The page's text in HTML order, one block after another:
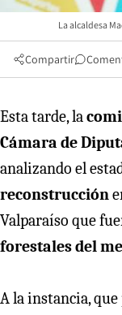
La alcaldesa
Compartir
Esta tarde, la
Cámara de
analizando el
reconstrucción
Valparaíso que
forestales del
A la instancia,